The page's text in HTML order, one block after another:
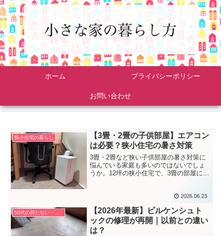
ホーム プライバシーポリシー
お問い合わせ
狭小住宅の暮らし
【3畳・2畳の子供部屋】エアコン
は必要？狭小住宅の暑さ対策
3畳・2畳など狭い子供部屋の暑さ対策に
悩んでいる家庭も多いのではないでしょ
うか。12坪の狭小住宅で、3畳の部屋にエ
ラーを使って分かったデメリットや、購
2026.06.23
50代の持たない・捨てない暮らし方
【2026年最新】ビルケンシュト
ックの修理が再開｜以前との違い
は？